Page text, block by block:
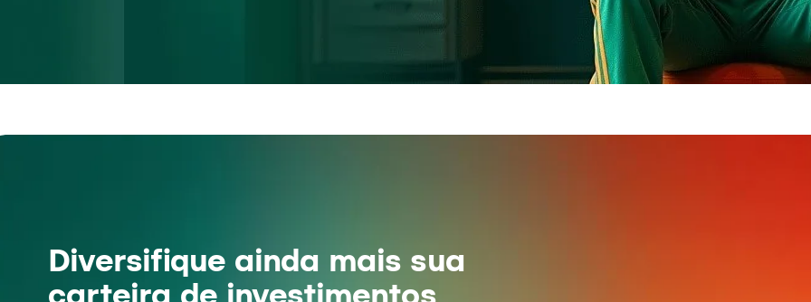
Diversifique ainda mais sua
carteira de investimentos